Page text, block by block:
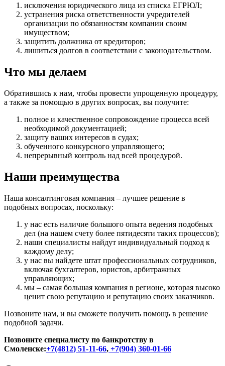
исключения юридического лица из списка ЕГРЮЛ;
устранения риска ответственности учредителей
организации по обязанностям компании своим
имуществом;
защитить должника от кредиторов;
лишиться долгов в соответствии с законодательством.
Что мы делаем
Обратившись к нам, чтобы провести упрощенную процедуру,
а также за помощью в других вопросах, вы получите:
полное и качественное сопровождение процесса всей
необходимой документацией;
защиту ваших интересов в судах;
обученного конкурсного управляющего;
непрерывный контроль над всей процедурой.
Наши преимущества
Наша консалтинговая компания – лучшее решение в
подобных вопросах, поскольку:
у нас есть наличие большого опыта ведения подобных
дел (на нашем счету более пятидесяти таких процессов);
наши специалисты найдут индивидуальный подход к
каждому делу;
у нас вы найдете штат профессиональных сотрудников,
включая бухгалтеров, юристов, арбитражных
управляющих;
мы – самая большая компания в регионе, которая высоко
ценит свою репутацию и репутацию своих заказчиков.
Позвоните нам, и вы сможете получить помощь в решение
подобной задачи.
Позвоните специалисту по банкротству в
Смоленске:+7(4812) 51-11-66, +7(904) 360-01-66